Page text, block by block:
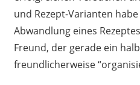
und Rezept-Varianten
Abwandlung eines
Freund, der gerade ein
freundlicherweise